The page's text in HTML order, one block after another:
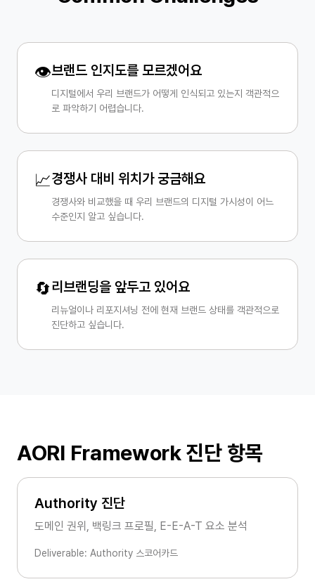
👁️브랜드 인지도를 모르겠어요
디지털에서 우리 브랜드가 어떻게 인식되고 있는지 객관적으
로 파악하기 어렵습니다.
📈경쟁사 대비 위치가 궁금해요
경쟁사와 비교했을 때 우리 브랜드의 디지털 가시성이 어느
수준인지 알고 싶습니다.
🔄리브랜딩을 앞두고 있어요
리뉴얼이나 리포지셔닝 전에 현재 브랜드 상태를 객관적으로
진단하고 싶습니다.
AORI Framework 진단 항목
Authority 진단
도메인 권위, 백링크 프로필, E-E-A-T 요소 분석
Deliverable: Authority 스코어카드